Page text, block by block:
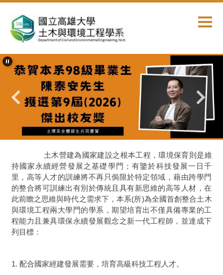
到
主
內
容
首頁 系所簡介 設立宗旨
土木營建為國家建設之根本工程，環境保育則是維
持國家永續經營發展之基礎學門；有鑒於科技發展一日千
里，高等人才的訓練將不再只侷限於特定領域，藉由跨學門
的整合將可訓練出有別於傳統且具有新思維的高等人材，在
此前瞻之思維與時代之需求下，本系(所)為全國首創整合土木
與環境工程兩大學門的學系，期望培育出不僅具備專業的工
程能力且兼具環保永續發展觀念之新一代工程師，並達成下
列目標：
1. 配合國家經建發展需要，培育高級科技工程人才。